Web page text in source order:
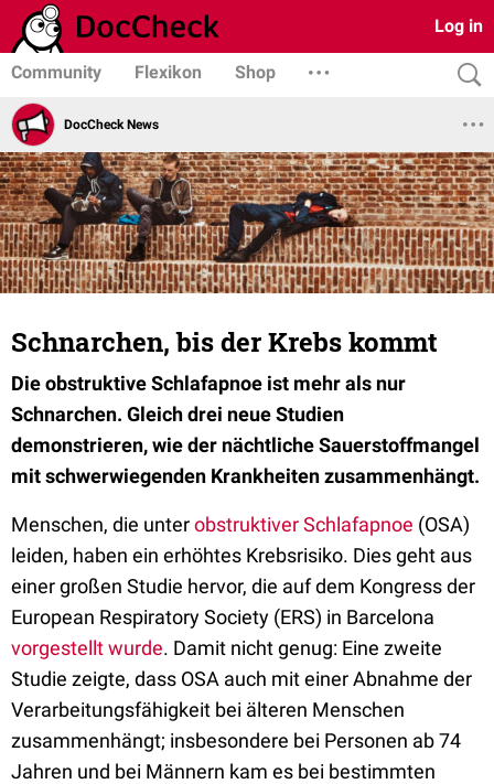
Log in
Community Flexikon Shop
DocCheck News
Schnarchen, bis der Krebs kommt
Die obstruktive Schlafapnoe ist mehr als nur
Schnarchen. Gleich drei neue Studien
demonstrieren, wie der nächtliche Sauerstoffmangel
mit schwerwiegenden Krankheiten zusammenhängt.
Menschen, die unterobstruktiver Schlafapnoe (OSA)
leiden, haben ein erhöhtes Krebsrisiko. Dies geht aus
einer großen Studie hervor, die auf dem Kongress der
European Respiratory Society (ERS) in Barcelona
vorgestellt wurde. Damit nicht genug: Eine zweite
Studie zeigte, dass OSA auch mit einer Abnahme der
Verarbeitungsfähigkeit bei älteren Menschen
zusammenhängt; insbesondere bei Personen ab 74
Jahren und bei Männern kam es bei bestimmten